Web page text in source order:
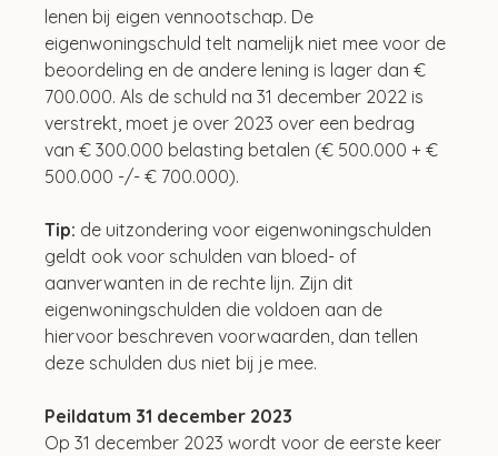
lenen bij eigen vennootschap. De
eigenwoningschuld telt namelijk niet mee voor de
beoordeling en de andere lening is lager dan €
700.000. Als de schuld na 31 december 2022 is
verstrekt, moet je over 2023 over een bedrag
van € 300.000 belasting betalen (€ 500.000 + €
500.000 -/- € 700.000).
Tip: de uitzondering voor eigenwoningschulden
geldt ook voor schulden van bloed- of
aanverwanten in de rechte lijn. Zijn dit
eigenwoningschulden die voldoen aan de
hiervoor beschreven voorwaarden, dan tellen
deze schulden dus niet bij je mee.
Peildatum 31 december 2023
Op 31 december 2023 wordt voor de eerste keer